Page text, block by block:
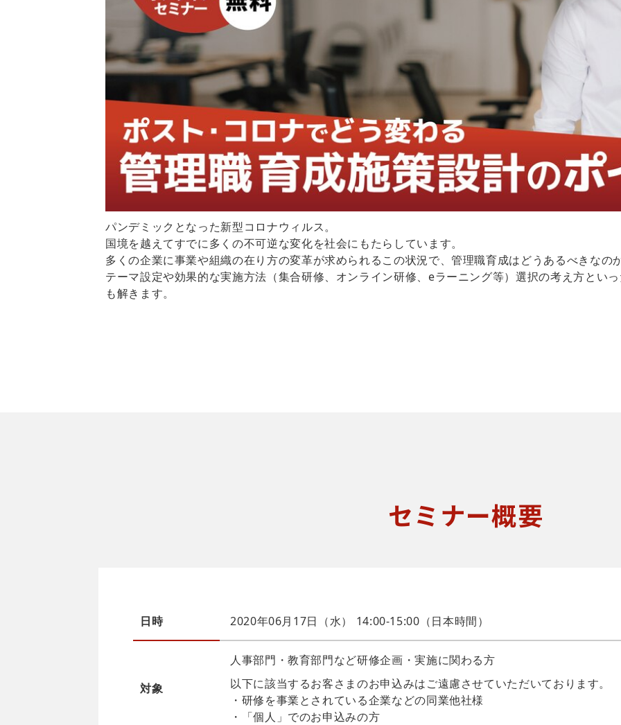
パンデミックとなった新型コロナウィルス。
国境を越えてすでに多くの不可逆な変化を社会にもたらしています。
多くの企業に事業や組織の在り方の変革が求められるこの状況で、管理職育成はどうあるべきなの
テーマ設定や効果的な実施方法（集合研修、オンライン研修、eラーニング等）選択の考え方とい
も解きます。
セミナー概要
日時 2020年06月17日（水） 14:00-15:00（日本時間）
対象
人事部門・教育部門など研修企画・実施に関わる方
以下に該当するお客さまのお申込みはご遠慮させていただいております。
・研修を事業とされている企業などの同業他社様
・「個人」でのお申込みの方